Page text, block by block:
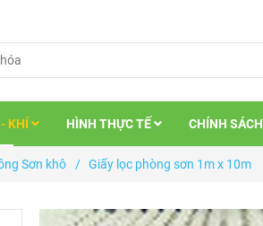
KHÍ HÌNH THỰC TẾ CHÍNH SÁCH
Sơn khô / Giấy lọc phòng sơn 1m x 10m